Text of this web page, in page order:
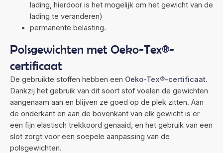
lading, hierdoor is het mogelijk om het gewicht van de
lading te veranderen)
permanente belasting.
Polsgewichten met Oeko-Tex®-
certificaat
De gebruikte stoffen hebben een Oeko-Tex®-certificaat.
Dankzij het gebruik van dit soort stof voelen de gewichten
aangenaam aan en blijven ze goed op de plek zitten. Aan
de onderkant en aan de bovenkant van elk gewicht is er
een fijn elastisch trekkoord genaaid, en het gebruik van een
slot zorgt voor een soepele aanpassing van de
polsgewichten.